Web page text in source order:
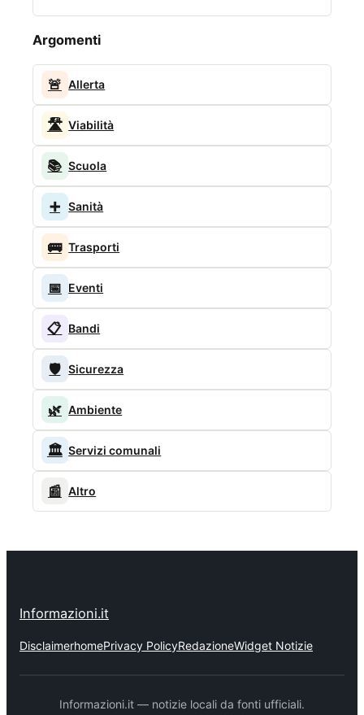
Argomenti
🚨 Allerta
🛣️ Viabilità
📚 Scuola
➕ Sanità
🚌 Trasporti
📅 Eventi
📋 Bandi
🛡️ Sicurezza
🌿 Ambiente
🏛️ Servizi comunali
📰 Altro
Informazioni.it
DisclaimerhomePrivacy PolicyRedazioneWidget Notizie
Informazioni.it — notizie locali da fonti ufficiali.